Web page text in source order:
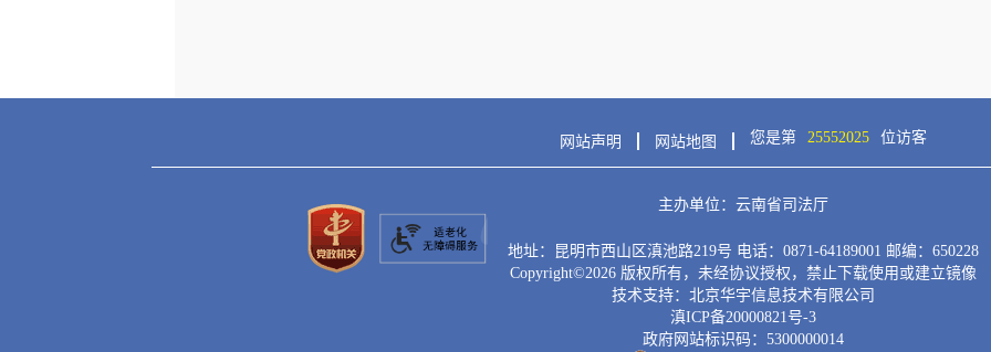
三、政府采购支出情况
四、部门绩效自评情况
（一）部门整体支出绩效自评情况
（二）部门整体支出绩效自评表
网站声明 网站地图 您是第 25552025 位访客
主办单位：云南省司法厅
地址：昆明市西山区滇池路219号 电话：0871-64189001 邮编：650228
Copyright©2026 版权所有，未经协议授权，禁止下载使用或建立镜像
技术支持：北京华宇信息技术有限公司
滇ICP备20000821号-3
政府网站标识码：5300000014